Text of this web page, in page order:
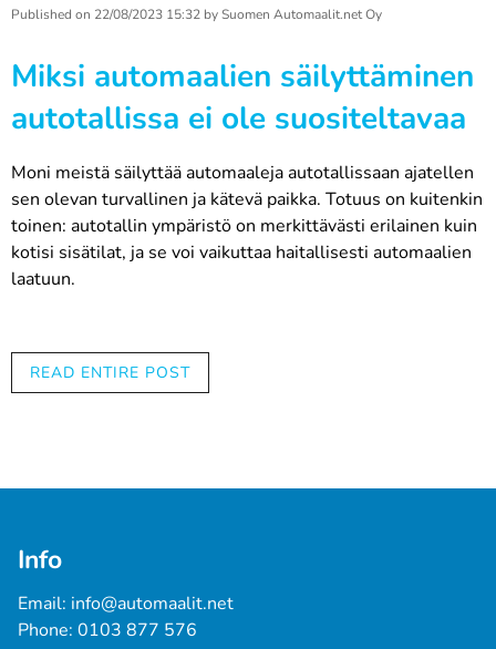
Published on 22/08/2023 15:32 bySuomen Automaalit.net Oy
Miksi automaalien säilyttäminen
autotallissa ei ole suositeltavaa
Moni meistä säilyttää automaaleja autotallissaan ajatellen
sen olevan turvallinen ja kätevä paikka. Totuus on kuitenkin
toinen: autotallin ympäristö on merkittävästi erilainen kuin
kotisi sisätilat, ja se voi vaikuttaa haitallisesti automaalien
laatuun.
Autotallin lämpötilavaihtelut ja
automaalit
kuin kotisi sisällä. Samoin kylmien kuukausien aikana,
lämmitetty. Automaalit on suunniteltu tiettyyn
ympäristöön, ja kausittaiset lämpötilan muutokset voivat
READ ENTIRE POST
Info
Email: info@automaalit.net
Phone: 0103 877 576